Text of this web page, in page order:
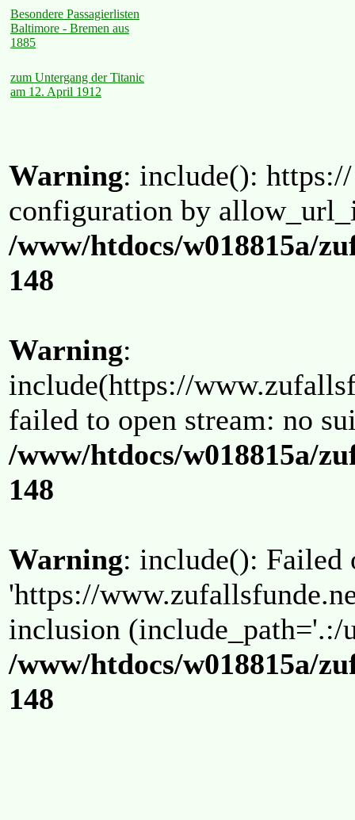
Besondere Passagierlisten
Baltimore - Bremen aus
1885
zum Untergang der Titanic
am 12. April 1912
Warning: include():
configuration by
/www/htdocs/w018815a/
148
Warning:
include(https://
failed to open stream: no
/www/htdocs/w018815a/
148
Warning: include(): Failed
'https://
inclusion (include_path='.:/
/www/htdocs/w018815a/
148